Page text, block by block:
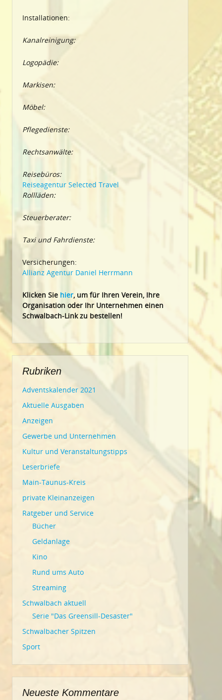
Installationen:
Kanalreinigung:
Logopädie:
Markisen:
Möbel:
Pflegedienste:
Rechtsanwälte:
Reisebüros:
Reiseagentur Selected Travel
Rollläden:
Steuerberater:
Taxi und Fahrdienste:
Versicherungen:
Allianz Agentur Daniel Herrmann
Klicken Sie hier, um für Ihren Verein, Ihre
Organisation oder Ihr Unternehmen einen
Schwalbach-Link zu bestellen!
Rubriken
Adventskalender 2021
Aktuelle Ausgaben
Anzeigen
Gewerbe und Unternehmen
Kultur und Veranstaltungstipps
Leserbriefe
Main-Taunus-Kreis
private Kleinanzeigen
Ratgeber und Service
Bücher
Geldanlage
Kino
Rund ums Auto
Streaming
Schwalbach aktuell
Serie "Das Greensill-Desaster"
Schwalbacher Spitzen
Sport
Neueste Kommentare